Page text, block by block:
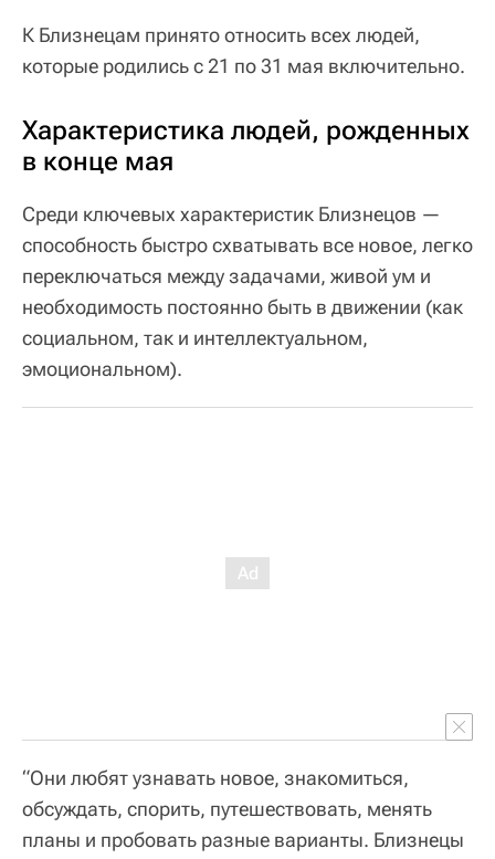
К Близнецам принято относить всех людей,
которые родились с 21 по 31 мая включительно.
Характеристика людей, рожденных
в конце мая
Среди ключевых характеристик Близнецов —
способность быстро схватывать все новое, легко
переключаться между задачами, живой ум и
необходимость постоянно быть в движении (как
социальном, так и интеллектуальном,
эмоциональном).
“Они любят узнавать новое, знакомиться,
обсуждать, спорить, путешествовать, менять
планы и пробовать разные варианты. Близнецы